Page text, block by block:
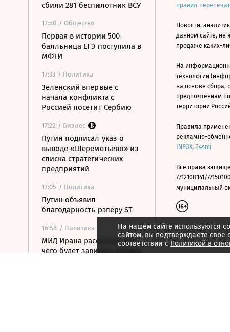
сбили 281 беспилотник ВСУ
17:50 / Общество
Первая в истории 500-
балльница ЕГЭ поступила в
МФТИ
17:33 / Политика
Зеленский впервые с
начала конфликта с
Россией посетит Сербию
17:22 / Бизнес
Путин подписал указ о
выводе «Шереметьево» из
списка стратегических
предприятий
17:05 / Политика
Путин объявил
благодарность рэперу ST
16:58 / Политика
МИД Ирана рассказал, от
чего будет зависеть размер
На нашем сайте используются
сайтом, вы подтверждаете свое
соответствии с Политикой в
правил
Новости,
данном сайте, не
продаже каких-
На
технологии
на основе сбора,
предпочтениям
территории
Правила
рекламно-
INFOX, 24smi
Все права
7712108141/
муниципальный